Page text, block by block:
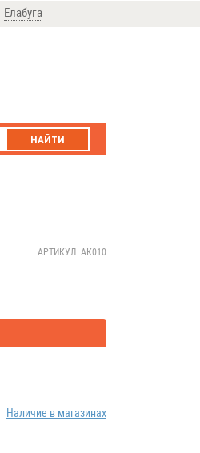
Елабуга
НАЙТИ
АРТИКУЛ: АК010
Наличие в магазинах